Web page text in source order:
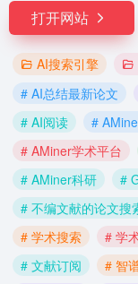
打开网站
AI搜索引擎
# AI总结最新论文
# AI阅读
#
# AMiner学术平台
# AMiner科研
#
# 不编文献的论文搜
# 学术搜索
# 学
# 文献订阅
# 智